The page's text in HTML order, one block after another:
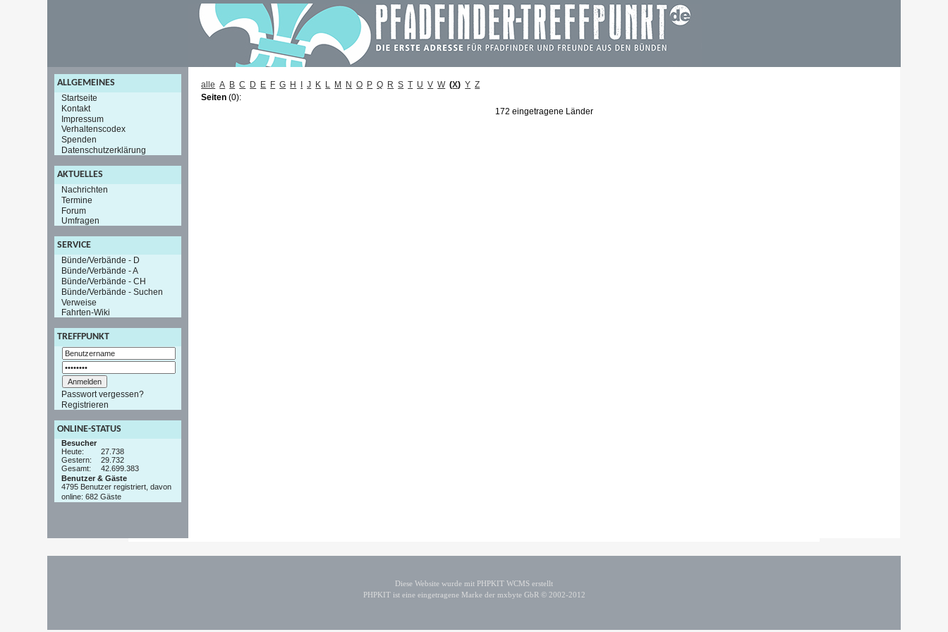
ALLGEMEINES
Startseite
Kontakt
Impressum
Verhaltenscodex
Spenden
Datenschutzerklärung
AKTUELLES
Nachrichten
Termine
Forum
Umfragen
SERVICE
Bünde/Verbände - D
Bünde/Verbände - A
Bünde/Verbände - CH
Bünde/Verbände - Suchen
Verweise
Fahrten-Wiki
TREFFPUNKT
Passwort vergessen?
Registrieren
ONLINE-STATUS
Besucher
Heute:
27.738
Gestern:
29.732
Gesamt:
42.699.383
Benutzer & Gäste
4795 Benutzer registriert, davon
online: 682 Gäste
alle A B C D E F G H J K L M N O P Q R S T U V W (X) Y Z
Seiten (0):
172 eingetragene Länder
Diese Website wurde mit PHPKIT WCMS erstellt
PHPKIT ist eine eingetragene Marke der mxbyte GbR © 2002-2012